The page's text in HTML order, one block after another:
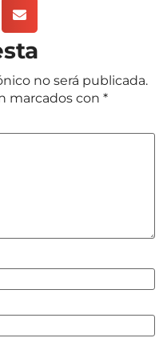
no será publicada.
marcados con *